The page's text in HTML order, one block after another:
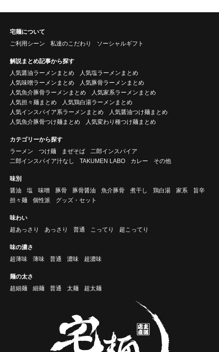
宅麺について
ご利用シーン
私達のこだわり ソーシャルギフト
解説まとめ記事から探す
人気醤油ラーメンまとめ
人気塩ラーメンまとめ
人気味噌ラーメンまとめ
人気豚骨ラーメンまとめ
人気魚介豚骨ラーメンまとめ
人気家系ラーメンまとめ
人気担々麺まとめ
人気鶏白湯ラーメンまとめ
人気インスパイア系ラーメンまとめ
人気醤油つけ麺まとめ
人気魚介豚骨つけ麺まとめ
人気変わり種つけ麺まとめ
カテゴリーから探す
ラーメン
つけ麺 まぜそば
二郎インスパイア
二郎インスパイア汁なし
TAKUMEN LABO カレー その他
味別
醤油
塩 味噌 豚骨 豚骨醤油 魚介豚骨 煮干し 鶏白湯 家系
旨辛
担々麺
個性派 グッズ・セット
味わい
超あっさり
あっさり 普通 こってり 超こってり
味の濃さ
超薄味
薄味 普通 濃味 超濃味
麺の太さ
超細麺
細麺 普通 太麺 超太麺